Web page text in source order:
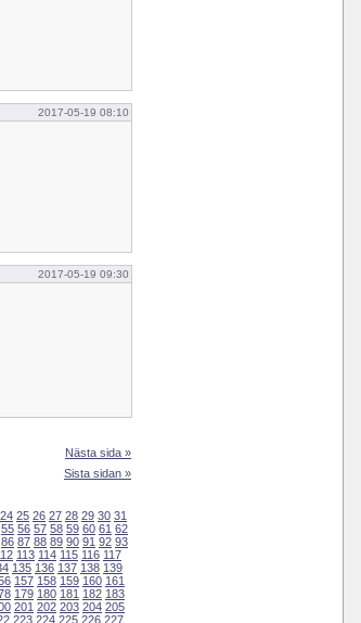
2017-05-19 08:10
2017-05-19 09:30
Nästa sida »
Sista sidan »
24 25 26 27 28 29 30 31
55 56 57 58 59 60 61 62
86 87 88 89 90 91 92 93
113 114 115 116 117
135 136 137 138 139
157 158 159 160 161
179 180 181 182 183
201 202 203 204 205
223 224 225 226 227